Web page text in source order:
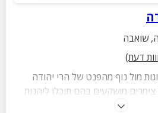
,שואבה
דעת)
מול נוף מהפנט של הרי יהודה
במתחם נופש עם 2 צימרים מושקעים בהם תוכלו ליהנות
מפנקת, מיטות שיזוף, בוסתן עצי פרי